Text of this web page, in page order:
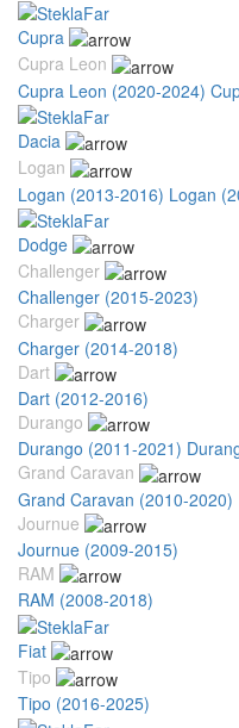
Cupra
Cupra Leon
Cupra Leon (2020-2024)
Dacia
Logan
Logan (2013-2016) Logan
Dodge
Challenger
Challenger (2015-2023)
Charger
Charger (2014-2018)
Dart
Dart (2012-2016)
Durango
Durango (2011-2021)
Grand Caravan
Grand Caravan (2010-2020)
Journue
Journue (2009-2015)
RAM
RAM (2008-2018)
Fiat
Tipo
Tipo (2016-2025)